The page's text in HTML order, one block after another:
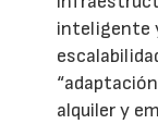
inteligente
alquiler y